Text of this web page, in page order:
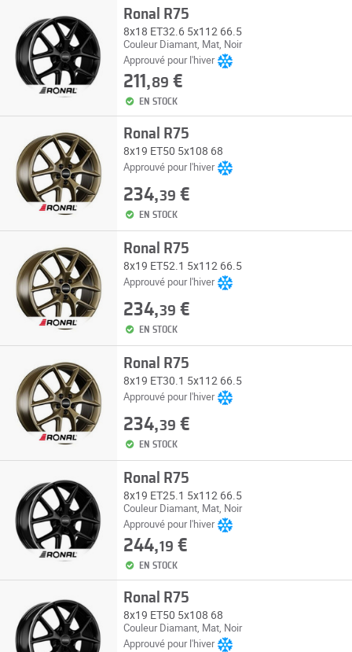
Ronal R75
8x18 ET32.6 5x112 66.5
Couleur Diamant, Mat, Noir
Approuvé pour l'hiver
211,89 €
EN STOCK
Ronal R75
8x19 ET50 5x108 68
Approuvé pour l'hiver
234,39 €
EN STOCK
Ronal R75
8x19 ET52.1 5x112 66.5
Approuvé pour l'hiver
234,39 €
EN STOCK
Ronal R75
8x19 ET30.1 5x112 66.5
Approuvé pour l'hiver
234,39 €
EN STOCK
Ronal R75
8x19 ET25.1 5x112 66.5
Couleur Diamant, Mat, Noir
Approuvé pour l'hiver
244,19 €
EN STOCK
Ronal R75
8x19 ET50 5x108 68
Couleur Diamant, Mat, Noir
Approuvé pour l'hiver